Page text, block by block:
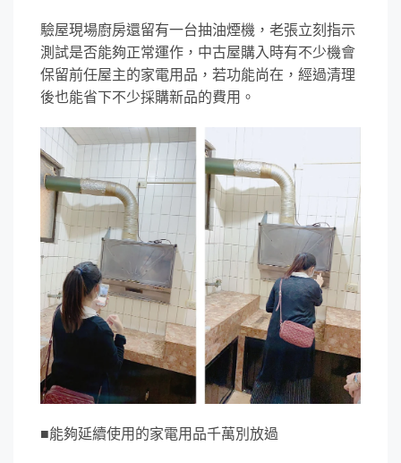
驗屋現場廚房還留有一台抽油煙機，老張立刻指示
測試是否能夠正常運作，中古屋購入時有不少機會
保留前任屋主的家電用品，若功能尚在，經過清理
後也能省下不少採購新品的費用。
■能夠延續使用的家電用品千萬別放過